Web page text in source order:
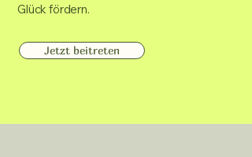
Glück fördern.
Jetzt beitreten